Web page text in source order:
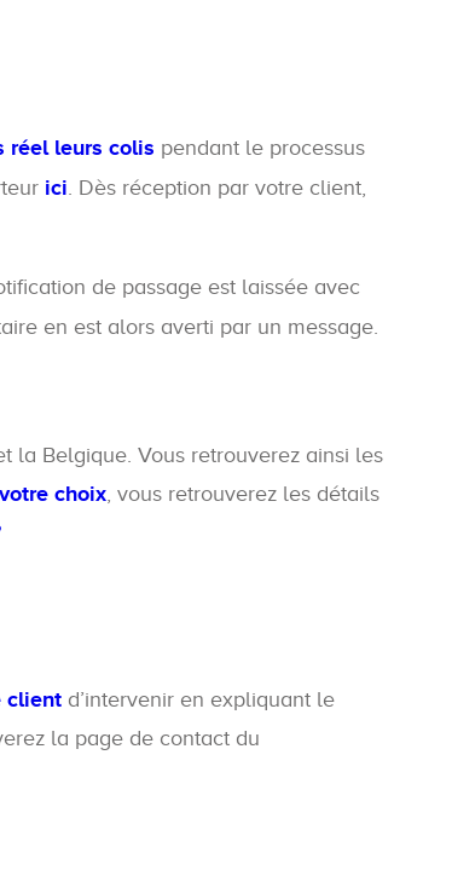
réel leurs colis pendant le processus
ici. Dès réception par votre client,
de passage est laissée avec
en est alors averti par un message.
la Belgique. Vous retrouverez ainsi les
choix, vous retrouverez les détails
client d’intervenir en expliquant le
la page de contact du